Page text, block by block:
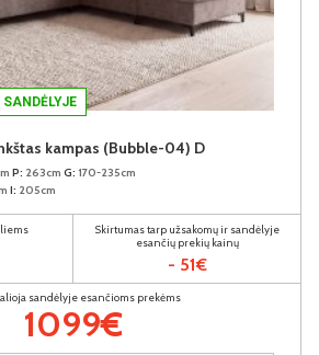
kampas (Bubble-04) D
P: 263cm G: 170-235cm
I: 205cm
Skirtumas tarp užsakomų ir sandėlyje
esančių prekių kainų
- 51€
sandėlyje esančioms prekėms
1099€